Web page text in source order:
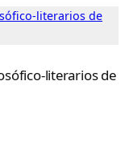
literarios de